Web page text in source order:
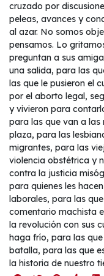
cruzado por
peleas, avances y
al azar. No somos
pensamos. Lo
preguntan a sus
una salida, para las
las que le pusieron el
por el aborto legal,
y vivieron para
para las que van a las
plaza, para las
migrantes, para las
violencia obstétrica y
contra la justicia
para quienes les
laborales, para las
comentario machista
la revolución con sus
haga frío, para las
batalla, para las que
la historia de nuestro